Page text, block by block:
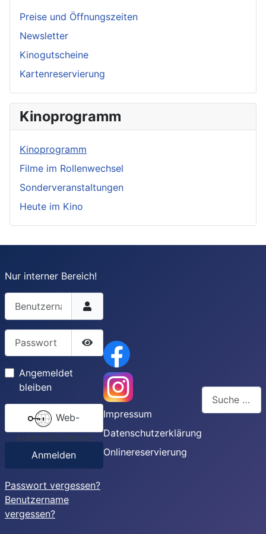
Preise und Öffnungszeiten
Newsletter
Kinogutscheine
Kartenreservierung
Kinoprogramm
Kinoprogramm
Filme im Rollenwechsel
Sonderveranstaltungen
Heute im Kino
Nur interner Bereich!
Passwort
Passwort anzeigen
Angemeldet
bleiben
Web-
Authentifizierung
Anmelden
Passwort vergessen?
Benutzername
vergessen?
Impressum
Datenschutzerklärung
Onlinereservierung
Suchen